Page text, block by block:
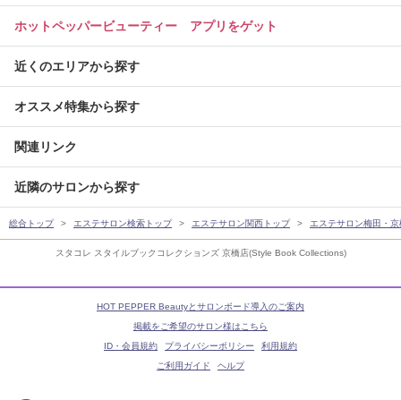
スタコレ スタイルブックコレクションズ 京橋店(Style Book Collections)
ホットペッパービューティー アプリをゲット
近くのエリアから探す
オススメ特集から探す
関連リンク
近隣のサロンから探す
総合トップ エステサロン検索トップ エステサロン関西トップ エステサロン梅田・
HOT PEPPER Beautyとサロンボード導入のご案内
掲載をご希望のサロン様はこちら
ID・会員規約
プライバシーポリシー
利用規約
ご利用ガイド
ヘルプ